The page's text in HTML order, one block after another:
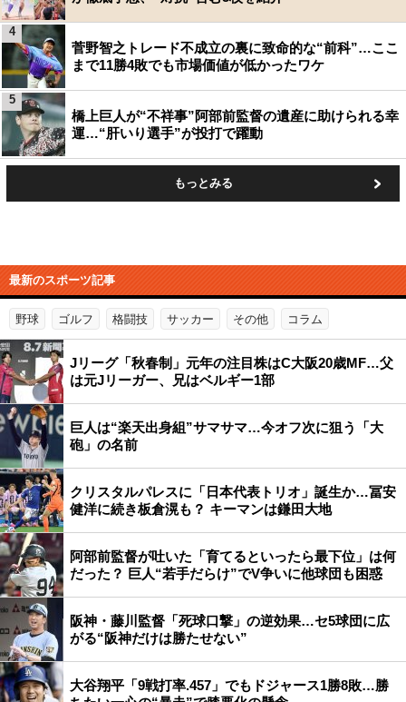
菅野智之トレード不成立の裏に致命的な“前科”…ここ
まで11勝4敗でも市場価値が低かったワケ
4
橋上巨人が“不祥事”阿部前監督の遺産に助けられる幸
運…“肝いり選手”が投打で躍動
5
もっとみる
最新のスポーツ記事
野球 ゴルフ 格闘技 サッカー その他 コラム
Jリーグ「秋春制」元年の注目株はC大阪20歳MF…父
は元Jリーガー、兄はベルギー1部
巨人は“楽天出身組”サマサマ…今オフ次に狙う「大
砲」の名前
クリスタルパレスに「日本代表トリオ」誕生か…冨安
健洋に続き板倉滉も？ キーマンは鎌田大地
阿部前監督が吐いた「育てるといったら最下位」は何
だった？ 巨人“若手だらけ”でV争いに他球団も困惑
阪神・藤川監督「死球口撃」の逆効果…セ5球団に広
がる“阪神だけは勝たせない”
大谷翔平「9戦打率.457」でもドジャース1勝8敗…勝